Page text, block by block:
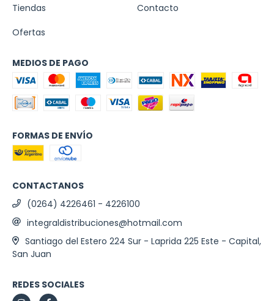
Tiendas
Contacto
Ofertas
MEDIOS DE PAGO
FORMAS DE ENVÍO
CONTACTANOS
(0264) 4226461 - 4226100
integraldistribuciones@hotmail.com
Santiago del Estero 224 Sur - Laprida 225 Este - Capital,
San Juan
REDES SOCIALES